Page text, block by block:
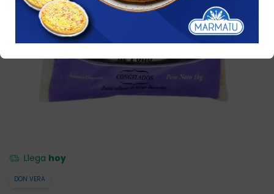
Llega hoy
DON VERA